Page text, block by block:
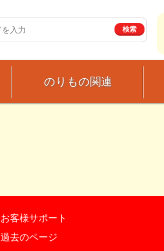
のりもの関連
お客様サポート
過去のページ